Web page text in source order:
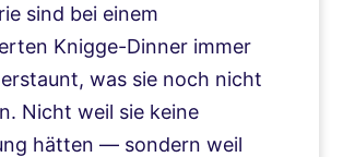
sind bei einem
Knigge-Dinner immer
was sie noch nicht
Nicht weil sie keine
hätten — sondern weil